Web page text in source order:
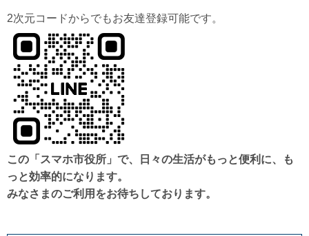
2次元コードからでもお友達登録可能です。
​この「スマホ市役所」で、日々の生活がもっと便利に、も
っと効率的になります。
みなさまのご利用をお待ちしております。